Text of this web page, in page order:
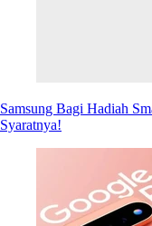
Samsung Bagi Hadiah
Syaratnya!